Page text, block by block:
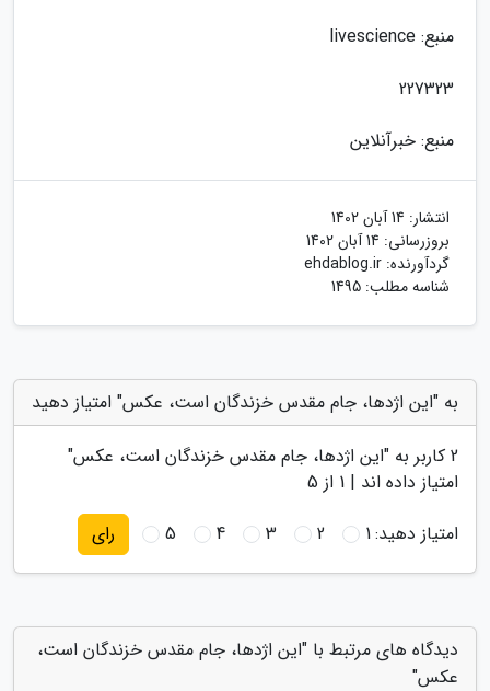
منبع: livescience
227323
منبع: خبرآنلاین
انتشار: 14 آبان 1402
بروزرسانی: 14 آبان 1402
گردآورنده: ehdablog.ir
شناسه مطلب: 1495
به "این اژدها، جام مقدس خزندگان است، عکس" امتیاز دهید
2 کاربر به "این اژدها، جام مقدس خزندگان است، عکس"
امتیاز داده اند | 1 از 5
امتیاز دهید:1
2
3
4
5 رای
دیدگاه های مرتبط با "این اژدها، جام مقدس خزندگان است،
عکس"